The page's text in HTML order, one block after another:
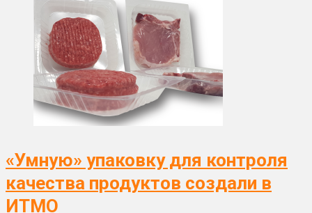
«Умную» упаковку для контроля
качества продуктов создали в
ИТМО